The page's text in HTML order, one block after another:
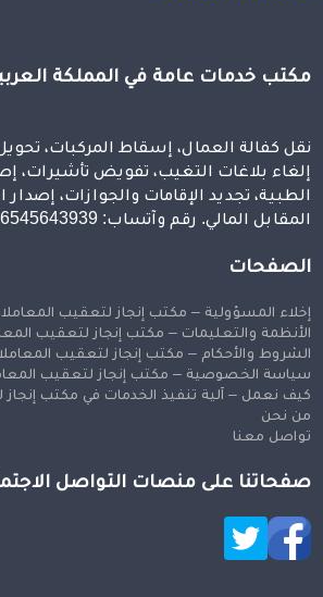
مكتب خدمات عامة في المملكة
نقل كفالة العمال، إسقاط المركبات، تحويل
إلغاء بلاغات التغيب، تفويض تأشيرات،
الطبية، تجديد الإقامات والجوازات،
المقابل المالي. رقم وآتساب: 00966545643939
الصفحات
إخلاء المسؤولية – مكتب إنجاز لتعقيب
الأنظمة والتعليمات – مكتب إنجاز لتعقيب
الشروط والأحكام – مكتب إنجاز لتعقيب
سياسة الخصوصية – مكتب إنجاز لتعقيب
كيف نعمل – آلية تنفيذ الخدمات في مكتب
من نحن
تواصل معنا
صفحاتنا على منصات التواصل